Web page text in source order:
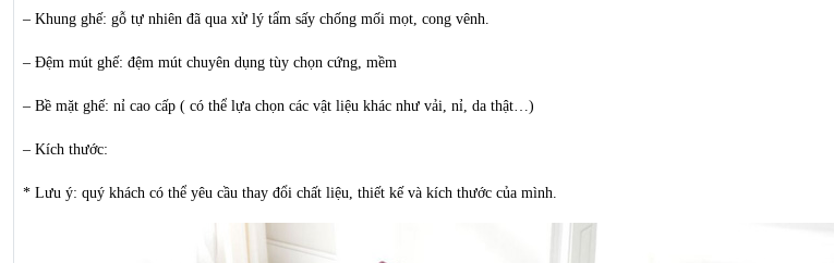
– Khung ghế: gỗ tự nhiên đã qua xử lý tẩm sấy chống mối mọt, cong vênh.
– Đệm mút ghế: đệm mút chuyên dụng tùy chọn cứng, mềm
– Bề mặt ghế: nỉ cao cấp ( có thể lựa chọn các vật liệu khác như vải, nỉ, da thật…)
– Kích thước:
* Lưu ý: quý khách có thể yêu cầu thay đổi chất liệu, thiết kế và kích thước của mình.